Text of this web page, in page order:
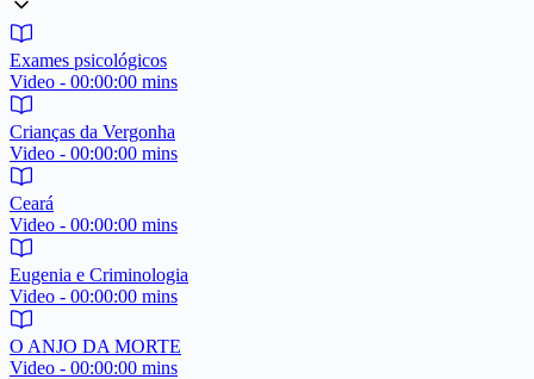
Exames psicológicos
Video - 00:00:00 mins
Crianças da Vergonha
Video - 00:00:00 mins
Ceará
Video - 00:00:00 mins
Eugenia e Criminologia
Video - 00:00:00 mins
O ANJO DA MORTE
Video - 00:00:00 mins